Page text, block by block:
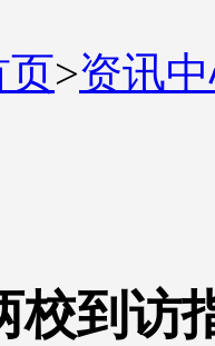
页>资讯
校到访